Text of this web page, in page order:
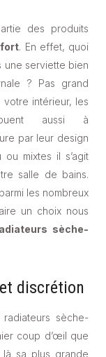
des produits
. En effet, quoi
une serviette bien
? Pas grand
votre intérieur, les
aussi à
par leur design
ou mixtes il s’agit
salle de bains.
les nombreux
un choix nous
sèche-
discrétion
sèche-
coup d’œil que
là sa plus grande